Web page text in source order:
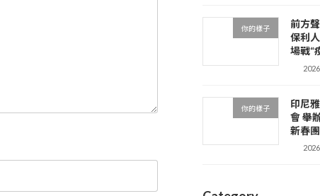
你的樣子
前方
保利
場戰“
你的樣子
印尼
會 舉
新春